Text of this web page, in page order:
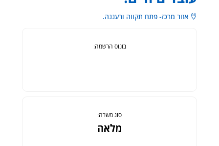
 אזור מרכז- פתח תקווה ורעננה.
בונוס הרשמה:
סוג משרה:
מלאה